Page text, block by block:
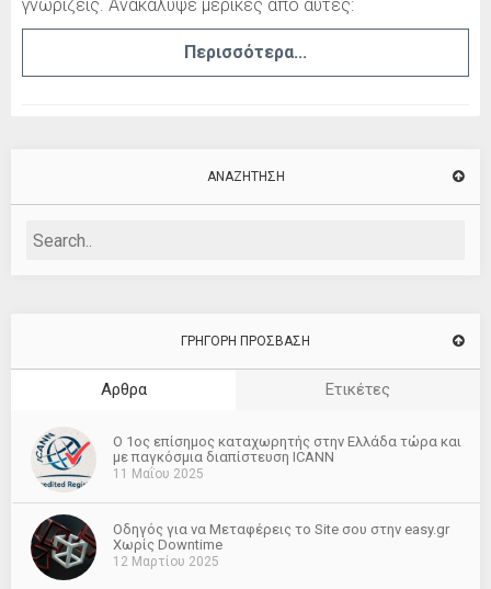
γνωρίζεις. Ανακάλυψε μερικές από αυτές:
Περισσότερα...
ΑΝΑΖΉΤΗΣΗ
ΓΡΗΓΟΡΗ ΠΡΟΣΒΑΣΗ
Αρθρα Ετικέτες
O 1ος επίσημος καταχωρητής στην Ελλάδα τώρα και
με παγκόσμια διαπίστευση ICANN
11 Μαΐου 2025
Οδηγός για να Μεταφέρεις το Site σου στην easy.gr
Χωρίς Downtime
12 Μαρτίου 2025